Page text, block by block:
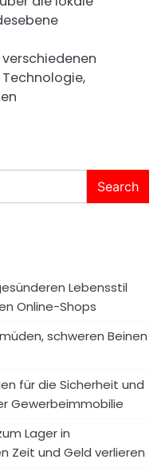
verschiedenen
Search
Lebensstil
Online-Shops
schweren Beinen
für die Sicherheit und
Gewerbeimmobilie
Lager in
Zeit und Geld verlieren